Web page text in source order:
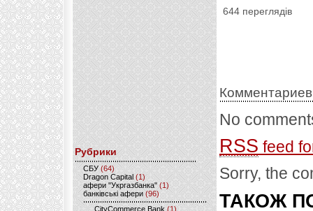
Рубрики
CБУ (64)
Dragon Capital (1)
афери "Укргазбанка" (1)
банківські афери (96)
CityCommerce Bank (1)
644 переглядів
No
RSS feed
Sorry, the
ТАКОЖ